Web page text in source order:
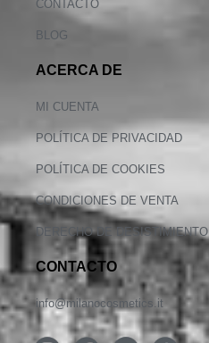
CONTACTO
BLOG
ACERCA DE
MI CUENTA
POLÍTICA DE PRIVACIDAD
POLÍTICA DE COOKIES
CONDICIONES DE VENTA
DERECHO DE DESISTIMIENTO
CONTACTO
info@milanocosmetics.it